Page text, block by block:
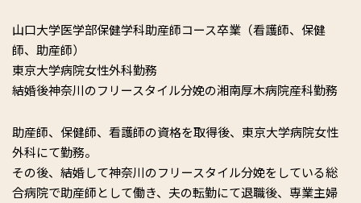
山口大学医学部保健学科助産師コース卒業（看護師、保健
師、助産師）
東京大学病院女性外科勤務
結婚後神奈川のフリースタイル分娩の湘南厚木病院産科勤務
助産師、保健師、看護師の資格を取得後、東京大学病院女性
外科にて勤務。
その後、結婚して神奈川のフリースタイル分娩をしている総
合病院で助産師として働き、夫の転勤にて退職後、専業主婦